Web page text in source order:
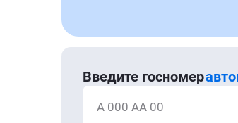
Введите госномер
А 000 АА 00